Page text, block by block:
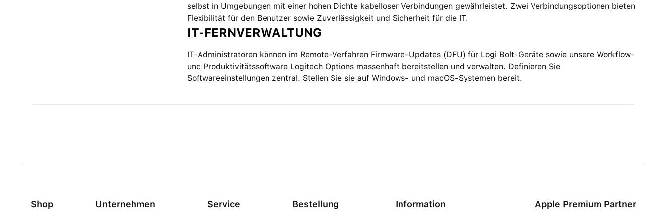
selbst in Umgebungen mit einer hohen Dichte kabelloser Verbindungen gewährleistet. Zwei Verbindungsoptionen bieten
Flexibilität für den Benutzer sowie Zuverlässigkeit und Sicherheit für die IT.
IT-FERNVERWALTUNG
IT-Administratoren können im Remote-Verfahren Firmware-Updates (DFU) für Logi Bolt-Geräte sowie unsere Workflow-
und Produktivitätssoftware Logitech Options massenhaft bereitstellen und verwalten. Definieren Sie
Softwareeinstellungen zentral. Stellen Sie sie auf Windows- und macOS-Systemen bereit.
Shop Unternehmen Service Bestellung Information Apple Premium Partner